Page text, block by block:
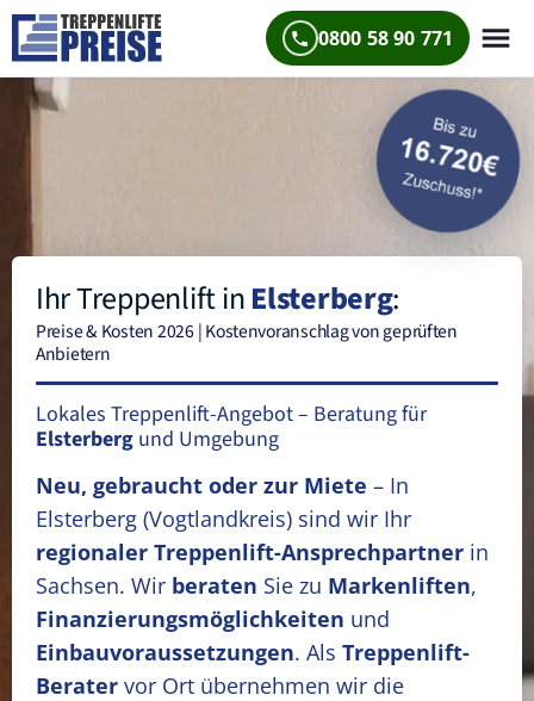
0800 58 90 771
Ihr Treppenlift inElsterberg:
Preise & Kosten 2026 | Kostenvoranschlag von geprüften
Anbietern
Lokales Treppenlift-Angebot – Beratung für
Elsterberg und Umgebung
Neu, gebraucht oder zur Miete – In
Elsterberg (Vogtlandkreis) sind wir Ihr
regionaler Treppenlift-Ansprechpartner in
Sachsen. Wir beraten Sie zu Markenliften,
Finanzierungsmöglichkeiten und
Einbauvoraussetzungen. Als Treppenlift-
Berater vor Ort übernehmen wir die